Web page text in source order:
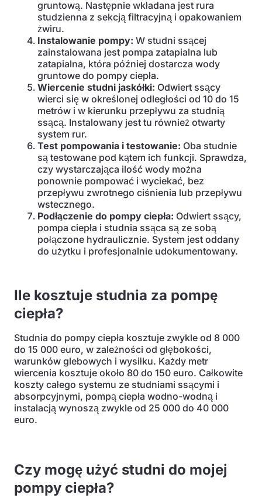
gruntową. Następnie wkładana jest rura
studzienna z sekcją filtracyjną i opakowaniem
żwiru.
Instalowanie pompy: W studni ssącej
zainstalowana jest pompa zatapialna lub
zatapialna, która później dostarcza wody
gruntowe do pompy ciepła.
Wiercenie studni jaskółki: Odwiert ssący
wierci się w określonej odległości od 10 do 15
metrów i w kierunku przepływu za studnią
ssącą. Instalowany jest tu również otwarty
system rur.
Test pompowania i testowanie: Oba studnie
są testowane pod kątem ich funkcji. Sprawdza,
czy wystarczająca ilość wody można
ponownie pompować i wyciekać, bez
przepływu zwrotnego ciśnienia lub przepływu
wstecznego.
Podłączenie do pompy ciepła: Odwiert ssący,
pompa ciepła i studnia ssąca są ze sobą
połączone hydraulicznie. System jest oddany
do użytku i profesjonalnie udokumentowany.
Ile kosztuje studnia za pompę
ciepła?
Studnia do pompy ciepła kosztuje zwykle od 8 000
do 15 000 euro, w zależności od głębokości,
warunków glebowych i wysiłku. Każdy metr
wiercenia kosztuje około 80 do 150 euro. Całkowite
koszty całego systemu ze studniami ssącymi i
absorpcyjnymi, pompą ciepła wodno-wodną i
instalacją wynoszą zwykle od 25 000 do 40 000
euro.
Czy mogę użyć studni do mojej
pompy ciepła?